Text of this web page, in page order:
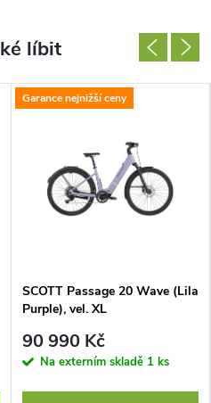
Garance nejnižší ceny
SCOTT Passage 20 Wave (Lila
Purple), vel. XL
90 990 Kč
Na externím skladě 1 ks